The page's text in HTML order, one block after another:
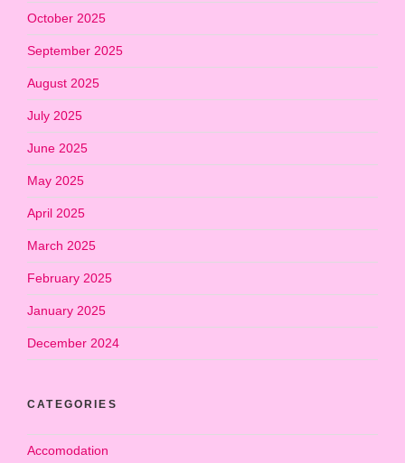
October 2025
September 2025
August 2025
July 2025
June 2025
May 2025
April 2025
March 2025
February 2025
January 2025
December 2024
CATEGORIES
Accomodation